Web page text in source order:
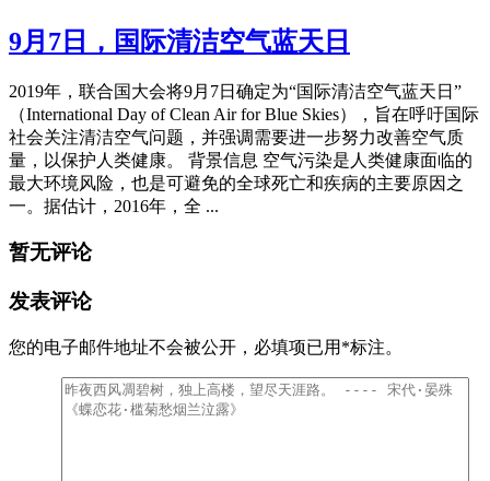
9月7日，国际清洁空气蓝天日
2019年，联合国大会将9月7日确定为“国际清洁空气蓝天日”
（International Day of Clean Air for Blue Skies），旨在呼吁国际
社会关注清洁空气问题，并强调需要进一步努力改善空气质
量，以保护人类健康。 背景信息 空气污染是人类健康面临的
最大环境风险，也是可避免的全球死亡和疾病的主要原因之
一。据估计，2016年，全 ...
暂无评论
发表评论
您的电子邮件地址不会被公开， 必填项已用 *标注。